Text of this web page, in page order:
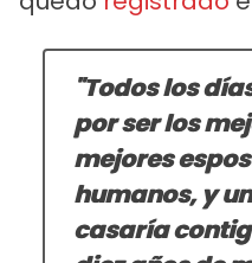
"Todos los
por ser los
mejores
humanos, y
casaría